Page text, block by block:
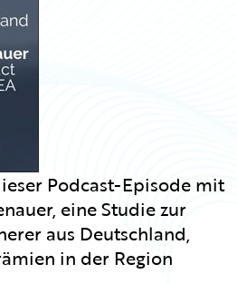
Podcast-Episode mit
eine Studie zur
aus Deutschland,
in der Region